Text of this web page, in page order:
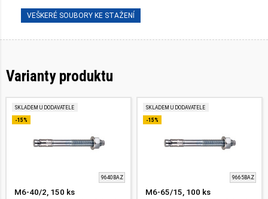
VEŠKERÉ SOUBORY KE STAŽENÍ
Varianty produktu
SKLADEM U DODAVATELE
-15%
9640BAZ
M6-40/2, 150 ks
SKLADEM U DODAVATELE
-15%
9665BAZ
M6-65/15, 100 ks